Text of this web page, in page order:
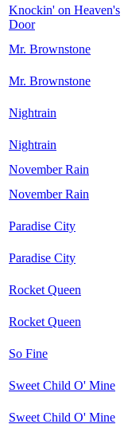
Knockin' on Heaven's
Door
Mr. Brownstone
Mr. Brownstone
Nightrain
Nightrain
November Rain
November Rain
Paradise City
Paradise City
Rocket Queen
Rocket Queen
So Fine
Sweet Child O' Mine
Sweet Child O' Mine